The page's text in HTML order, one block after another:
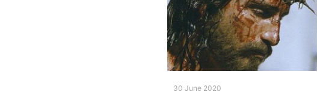
30 June 2020